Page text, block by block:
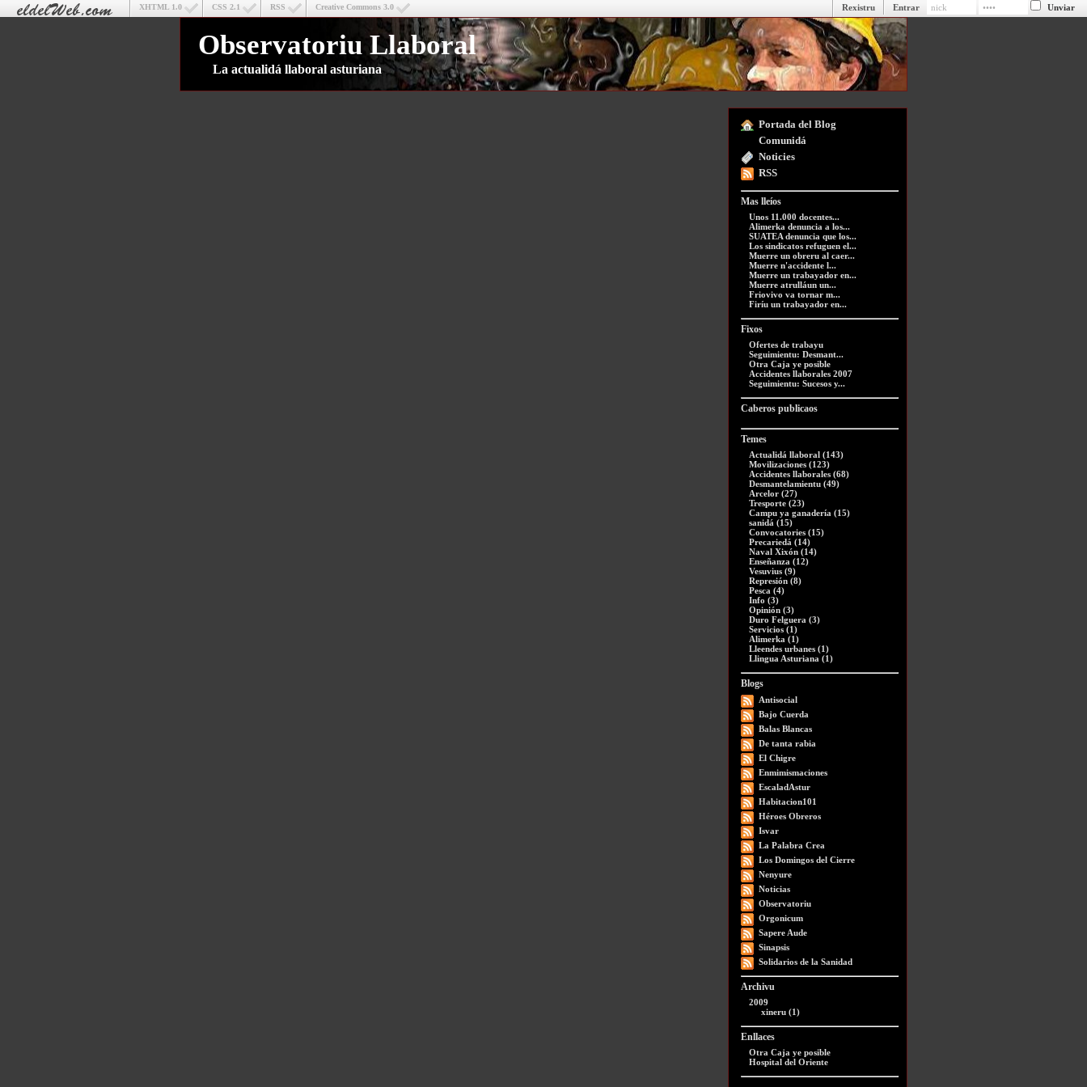
Creative Commons 3.0
RSS
CSS 2.1
XHTML 1.0 Entrar
Rexistru
Observatoriu Llaboral
La actualidá llaboral asturiana
Portada del Blog
Comunidá
Noticies
RSS
Mas lleíos
Unos 11.000 docentes...
Alimerka denuncia a los...
SUATEA denuncia que los...
Los sindicatos refuguen el...
Muerre un obreru al caer...
Muerre n'accidente l...
Muerre un trabayador en...
Muerre atrulláun un...
Friovivo va tornar m...
Firíu un trabayador en...
Fixos
Ofertes de trabayu
Seguimientu: Desmant...
Otra Caja ye posible
Accidentes llaborales 2007
Seguimientu: Sucesos y...
Caberos publicaos
Temes
Actualidá llaboral (143)
Movilizaciones (123)
Accidentes llaborales (68)
Desmantelamientu (49)
Arcelor (27)
Tresporte (23)
Campu ya ganadería (15)
sanidá (15)
Convocatories (15)
Precariedá (14)
Naval Xixón (14)
Enseñanza (12)
Vesuvius (9)
Represión (8)
Pesca (4)
Info (3)
Opinión (3)
Duro Felguera (3)
Servicios (1)
Alimerka (1)
Lleendes urbanes (1)
Llingua Asturiana (1)
Blogs
Antisocial
Bajo Cuerda
Balas Blancas
De tanta rabia
El Chigre
Enmimismaciones
EscaladAstur
Habitacion101
Héroes Obreros
Isvar
La Palabra Crea
Los Domingos del Cierre
Nenyure
Noticias
Observatoriu
Orgonicum
Sapere Aude
Sinapsis
Solidarios de la Sanidad
Archivu
2009
xineru (1)
Enllaces
Otra Caja ye posible
Hospital del Oriente